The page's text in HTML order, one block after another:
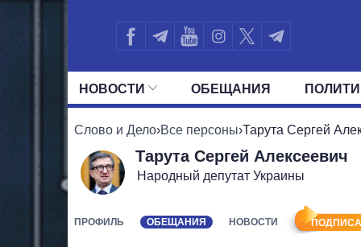
НОВОСТИ ОБЕЩАНИЯ
ВСЕ ПОЛИТИКИ ПРЕЗИДЕНТ И
Слово и Дело›Все персоны›Тарута Сергей
Тарута Сергей Алексеевич
Народный депутат Украины
ПРОФИЛЬ ОБЕЩАНИЯ НОВОСТИ